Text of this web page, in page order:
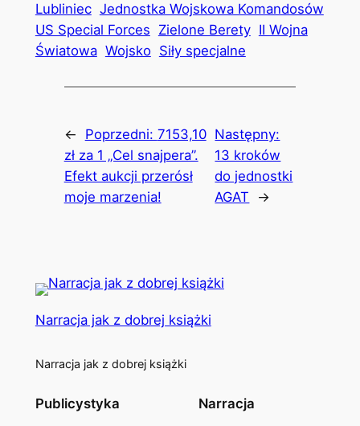
Lubliniec Jednostka Wojskowa Komandosów
US Special Forces Zielone Berety II Wojna
Światowa Wojsko Siły specjalne
← Poprzedni: 7153,10
zł za 1 „Cel snajpera”.
Efekt aukcji przerósł
moje marzenia!
Następny:
13 kroków
do jednostki
AGAT
→
Narracja jak z dobrej książki
Narracja jak z dobrej książki
Publicystyka Narracja